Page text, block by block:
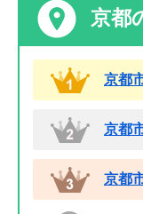
京都
京都
京都
京都